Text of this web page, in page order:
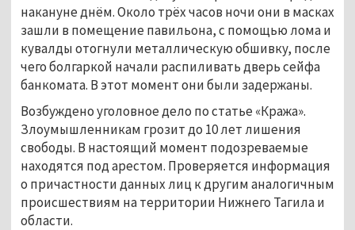
накануне днём. Около трёх часов ночи они в масках
зашли в помещение павильона, с помощью лома и
кувалды отогнули металлическую обшивку, после
чего болгаркой начали распиливать дверь сейфа
банкомата. В этот момент они были задержаны.
Возбуждено уголовное дело по статье «Кража».
Злоумышленникам грозит до 10 лет лишения
свободы. В настоящий момент подозреваемые
находятся под арестом. Проверяется информация
о причастности данных лиц к другим аналогичным
происшествиям на территории Нижнего Тагила и
области.